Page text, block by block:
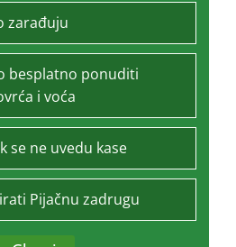
zarađuju
besplatno ponuditi
i voća
se ne uvedu kase
Pijačnu zadrugu